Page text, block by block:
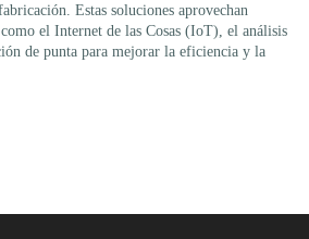
Estas soluciones aprovechan
el Internet de las Cosas (IoT), el análisis
de punta para mejorar la eficiencia y la